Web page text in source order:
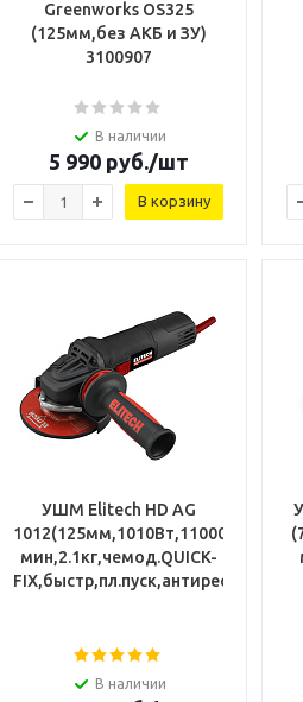
Greenworks OS325
(125мм,без АКБ и ЗУ)
3100907
В наличии
5 990руб./шт
В корзину
УШМ Elitech HD AG
1012(125мм,1010Вт,11000об/
мин,2.1кг,чемод.QUICK-
FIX,быстр,пл.пуск,антирестар205366
В наличии